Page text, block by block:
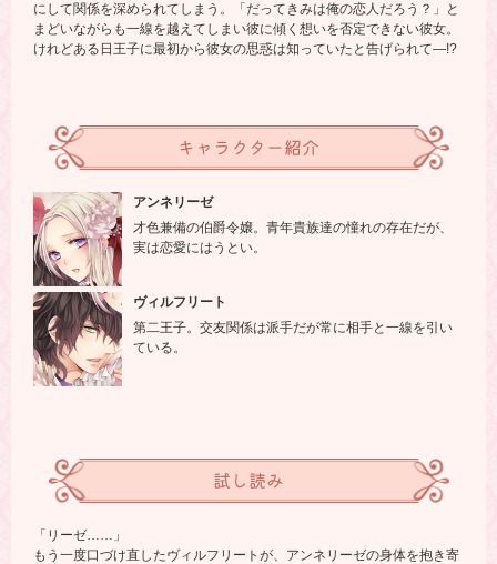
にして関係を深められてしまう。「だってきみは俺の恋人だろう？」と
まどいながらも一線を越えてしまい彼に傾く想いを否定できない彼女。
けれどある日王子に最初から彼女の思惑は知っていたと告げられて―!?
キャラクター紹介
アンネリーゼ
才色兼備の伯爵令嬢。青年貴族達の憧れの存在だが、
実は恋愛にはうとい。
ヴィルフリート
第二王子。交友関係は派手だが常に相手と一線を引い
ている。
試し読み
「リーゼ……」
もう一度口づけ直したヴィルフリートが、アンネリーゼの身体を抱き寄